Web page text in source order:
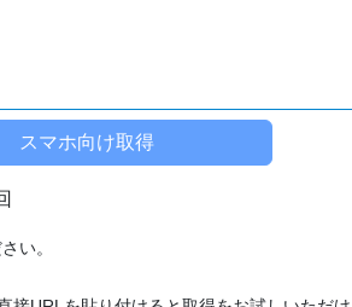
い。